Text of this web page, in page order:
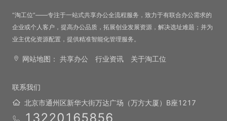
“淘工位”——专注于一站式共享办公全流程服务，致力于有联合办公需求的
企业或个人客户，提高办公品质，拓展创业发展资源，解决选址难题；并为
业主优化资源配置，提供精准智能化管理服务。
网站地图： 共享办公 行业资讯 关于淘工位
联系我们
北京市通州区新华大街万达广场（万方大厦）B座1217
13220165856